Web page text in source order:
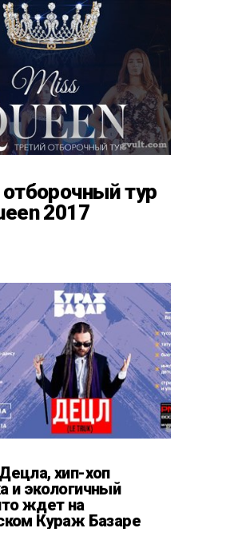
тур
2017
хип-хоп
и экологичный
ждет на
Кураж Базаре